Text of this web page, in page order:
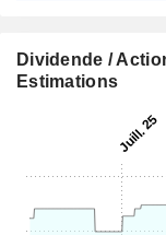
Dividende /
Estimations